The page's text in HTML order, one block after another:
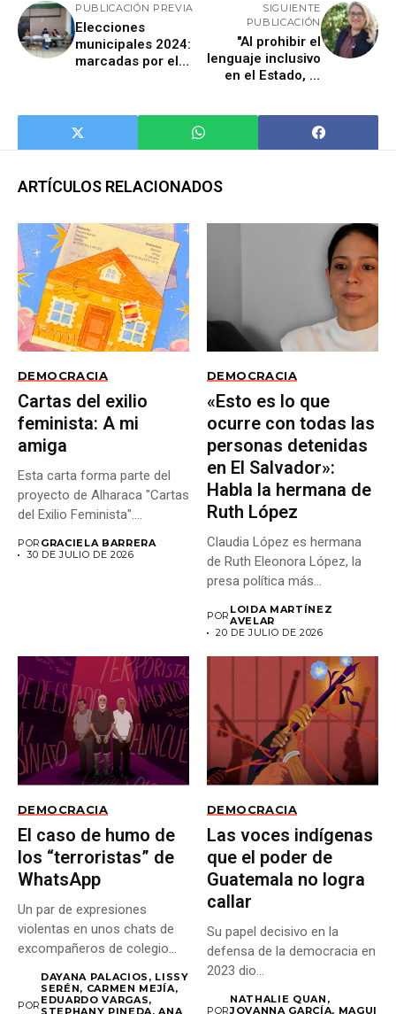
PUBLICACIÓN PREVIA
Elecciones
municipales 2024:
marcadas por el
SIGUIENTE
PUBLICACIÓN
"Al prohibir el
lenguaje inclusivo
en el Estado, el
Identidad de
Género"
ARTÍCULOS RELACIONADOS
DEMOCRACIA
Cartas del exilio
feminista: A mi
amiga
Esta carta forma parte del
proyecto de Alharaca "Cartas
del Exilio Feminista"....
POR GRACIELA BARRERA
30 DE JULIO DE 2026
DEMOCRACIA
«Esto es lo que
ocurre con todas las
personas detenidas
en El Salvador»:
Habla la hermana de
Ruth López
Claudia López es hermana
de Ruth Eleonora López, la
presa política más...
POR LOIDA MARTÍNEZ
AVELAR
20 DE JULIO DE 2026
DEMOCRACIA
El caso de humo de
los “terroristas” de
WhatsApp
Un par de expresiones
violentas en unos chats de
excompañeros de colegio...
POR
DAYANA PALACIOS, LISSY
SERÉN, CARMEN MEJÍA,
EDUARDO VARGAS,
STEPHANY PINEDA, ANA
DEMOCRACIA
Las voces indígenas
que el poder de
Guatemala no logra
callar
Su papel decisivo en la
defensa de la democracia en
2023 dio...
POR
NATHALIE QUAN,
JOVANNA GARCÍA, MAGUI